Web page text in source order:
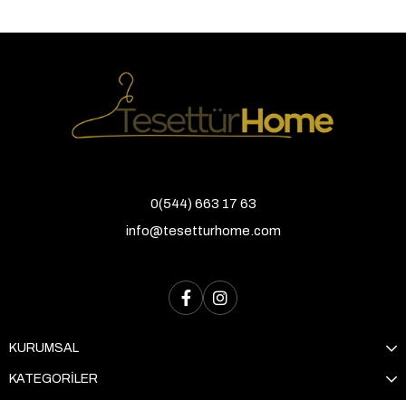
0(544) 663 17 63
info@tesetturhome.com
KURUMSAL
KATEGORİLER